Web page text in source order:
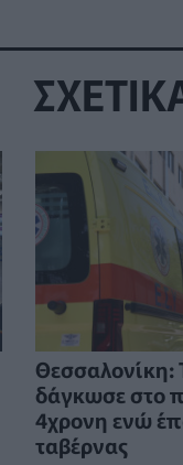
Θεσσαλονίκη:
δάγκωσε στο
4χρονη ενώ
ταβέρνας